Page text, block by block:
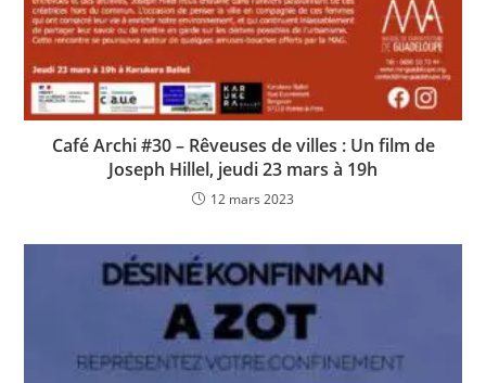
Café Archi #30 – Rêveuses de villes : Un film de
Joseph Hillel, jeudi 23 mars à 19h
12 mars 2023